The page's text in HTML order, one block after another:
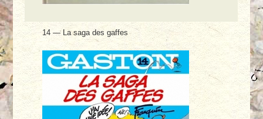
14 — La saga des gaffes